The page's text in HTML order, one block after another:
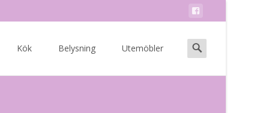
Kök Belysning Utemöbler
Search
for: